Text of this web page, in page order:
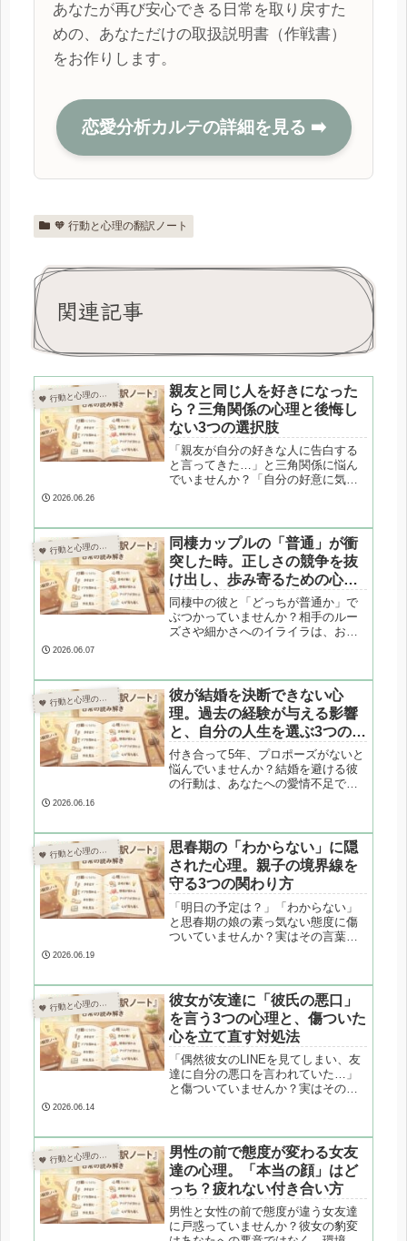
あなたが再び安心できる日常を取り戻すた
めの、あなただけの取扱説明書（作戦書）
をお作りします。
恋愛分析カルテの詳細を見る ➡️
🧡 行動と心理の翻訳ノート
関連記事
 行動と心理の翻訳ノート
親友と同じ人を好きになった
ら？三角関係の心理と後悔し
ない3つの選択肢
「親友が自分の好きな人に告白する
と言ってきた…」と三角関係に悩ん
でいませんか？「自分の好意に気づ
し、あなたが後悔しないための3つの
選択肢を心理カウンセラーが専門的
にアドバイスします。
2026.06.26
 行動と心理の翻訳ノート
同棲カップルの「普通」が衝
突した時。正しさの競争を抜
け出し、歩み寄るための心理
学
同棲中の彼と「どっちが普通か」で
ぶつかっていませんか？相手のルー
ズさや細かさへのイライラは、お互
の競争から抜け出して二人で歩み寄
るための具体的な3つのステップを専
門的に解説します。
2026.06.07
 行動と心理の翻訳ノート
彼が結婚を決断できない心
理。過去の経験が与える影響
と、自分の人生を選ぶ3つのス
テップ
付き合って5年、プロポーズがないと
悩んでいませんか？結婚を避ける彼
の行動は、あなたへの愛情不足では
婚を決断できない男性の深層心理
と、後悔しない未来を選ぶための3つ
のステップを専門的に解説します。
2026.06.16
 行動と心理の翻訳ノート
思春期の「わからない」に隠
された心理。親子の境界線を
守る3つの関わり方
「明日の予定は？」「わからない」
と思春期の娘の素っ気ない態度に傷
ついていませんか？実はその言葉、
が、思春期の「わからない」に隠さ
れた心理と、親が傷つかずに関係を
良くする3つの方法を専門的に解説し
ます。
2026.06.19
 行動と心理の翻訳ノート
彼女が友達に「彼氏の悪口」
を言う3つの心理と、傷ついた
心を立て直す対処法
「偶然彼女のLINEを見てしまい、友
達に自分の悪口を言われていた…」
と傷ついていませんか？実はその言
友達に彼氏を悪く言う心理メカニズ
ムと、心を立て直すための3つのステ
ップを専門的に解説します。
2026.06.14
 行動と心理の翻訳ノート
男性の前で態度が変わる女友
達の心理。「本当の顔」はど
っち？疲れない付き合い方
男性と女性の前で態度が違う女友達
に戸惑っていませんか？彼女の豹変